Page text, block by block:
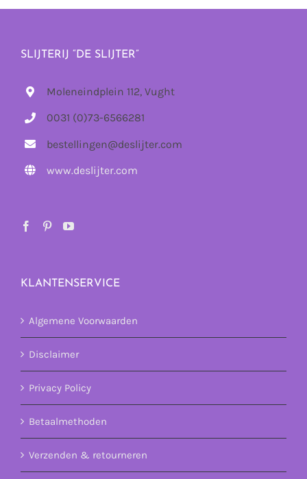
SLIJTERIJ “DE SLIJTER”
Moleneindplein 112, Vught
0031 (0)73-6566281
bestellingen@deslijter.com
www.deslijter.com
KLANTENSERVICE
Algemene Voorwaarden
Disclaimer
Privacy Policy
Betaalmethoden
Verzenden & retourneren